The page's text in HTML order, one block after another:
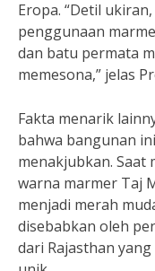
Eropa. “Detil
penggunaan
dan batu permata
memesona,” jelas
Fakta menarik
bahwa bangunan
menakjubkan.
warna marmer Taj
menjadi merah
disebabkan oleh
dari Rajasthan